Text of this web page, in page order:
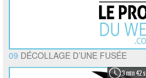
09 DÉCOLLAGE D’UNE FUSÉE
3 min 42 s